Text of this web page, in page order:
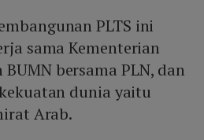
PLTS ini
sama Kementerian
bersama PLN, dan
dunia yaitu
Arab.